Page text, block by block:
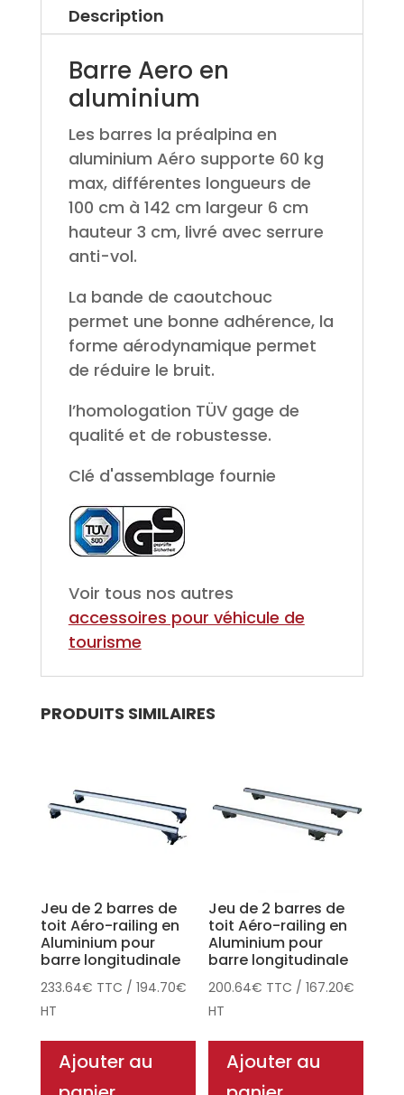
Description
Barre Aero en
aluminium
Les barres la préalpina en
aluminium Aéro supporte 60 kg
max, différentes longueurs de
100 cm à 142 cm largeur 6 cm
hauteur 3 cm, livré avec serrure
anti-vol.
La bande de caoutchouc
permet une bonne adhérence, la
forme aérodynamique permet
de réduire le bruit.
l’homologation TÜV gage de
qualité et de robustesse.
Clé d'assemblage fournie
Voir tous nos autres
accessoires pour véhicule de
tourisme
PRODUITS SIMILAIRES
Jeu de 2 barres de
toit Aéro-railing en
Aluminium pour
barre longitudinale
233.64€ TTC / 194.70€
HT
Ajouter au
Jeu de 2 barres de
toit Aéro-railing en
Aluminium pour
barre longitudinale
200.64€ TTC /167.20€
HT
Ajouter au